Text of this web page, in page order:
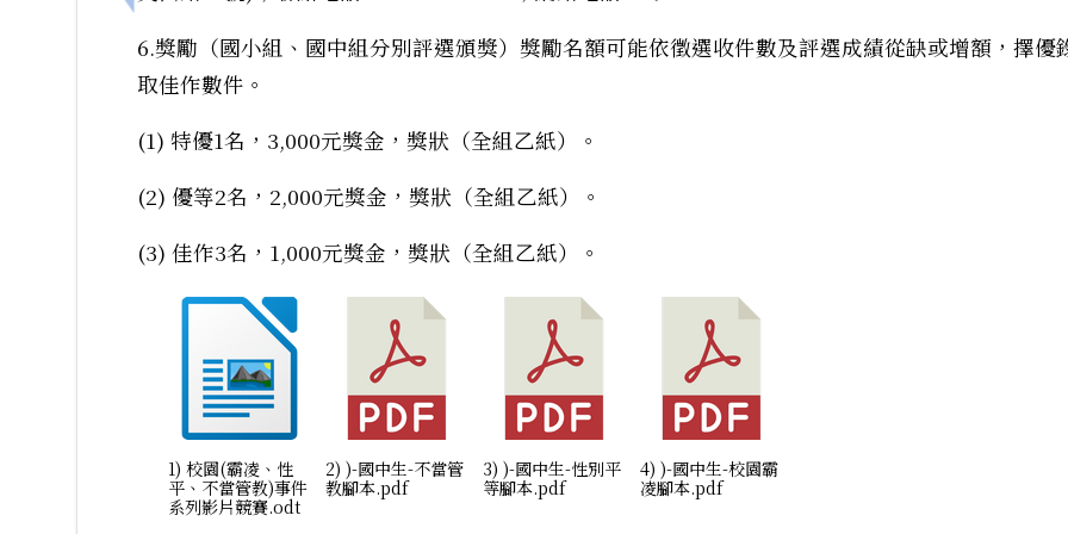
6.獎勵（國小組、國中組分別評選頒獎）獎勵名額可能依徵選收件數及評選成績從缺或增額，擇優
取佳作數件。
(1) 特優1名，3,000元獎金，獎狀（全組乙紙）。
(2) 優等2名，2,000元獎金，獎狀（全組乙紙）。
(3) 佳作3名，1,000元獎金，獎狀（全組乙紙）。
1) 校園(霸凌、性
平、不當管教)事件
系列影片競賽.odt
2) )-國中生-不當管
教腳本.pdf
3) )-國中生-性別平
等腳本.pdf
4) )-國中生-校園霸
凌腳本.pdf